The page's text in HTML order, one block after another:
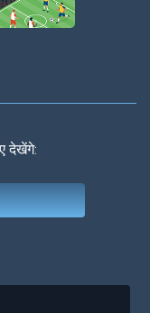
देखेंगे: